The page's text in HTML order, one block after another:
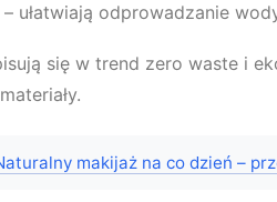
– ułatwiają odprowadzanie
się w trend zero waste i
makijaż na co dzień –